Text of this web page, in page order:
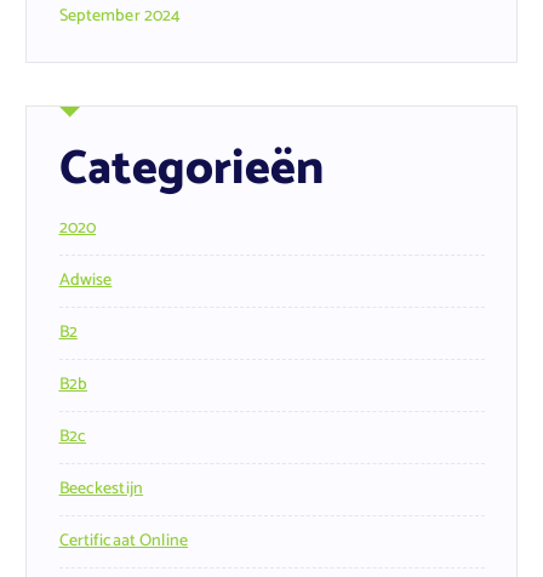
September 2024
Categorieën
2020
Adwise
B2
B2b
B2c
Beeckestijn
Certificaat Online